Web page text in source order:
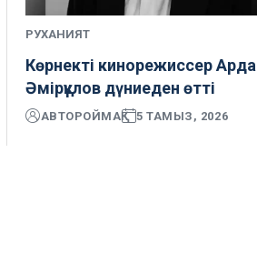
РУХАНИЯТ
Көрнекті кинорежиссер Ардақ
Әмірқұлов дүниеден өтті
АВТОРОЙМАҚ 5 ТАМЫЗ, 2026